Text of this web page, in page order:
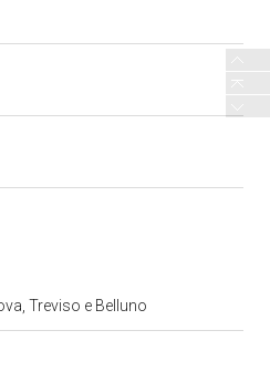
Treviso e Belluno